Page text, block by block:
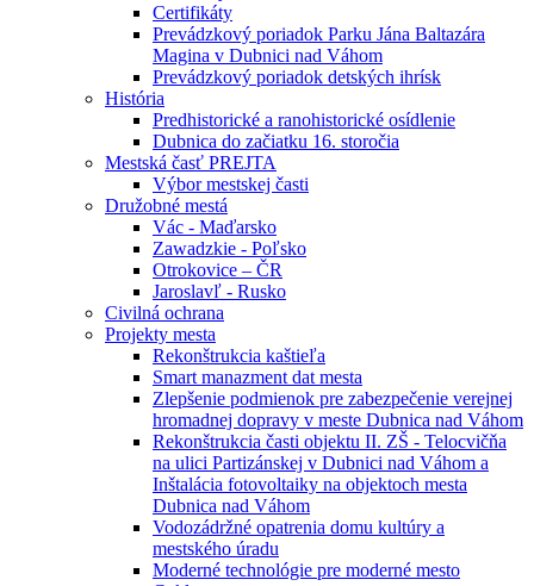
Certifikáty
Prevádzkový poriadok Parku Jána Baltazára
Magina v Dubnici nad Váhom
Prevádzkový poriadok detských ihrísk
História
Predhistorické a ranohistorické osídlenie
Dubnica do začiatku 16. storočia
Mestská časť PREJTA
Výbor mestskej časti
Družobné mestá
Vác - Maďarsko
Zawadzkie - Poľsko
Otrokovice – ČR
Jaroslavľ - Rusko
Civilná ochrana
Projekty mesta
Rekonštrukcia kaštieľa
Smart manazment dat mesta
Zlepšenie podmienok pre zabezpečenie verejnej
hromadnej dopravy v meste Dubnica nad Váhom
Rekonštrukcia časti objektu II. ZŠ - Telocvičňa
na ulici Partizánskej v Dubnici nad Váhom a
Inštalácia fotovoltaiky na objektoch mesta
Dubnica nad Váhom
Vodozádržné opatrenia domu kultúry a
mestského úradu
Moderné technológie pre moderné mesto